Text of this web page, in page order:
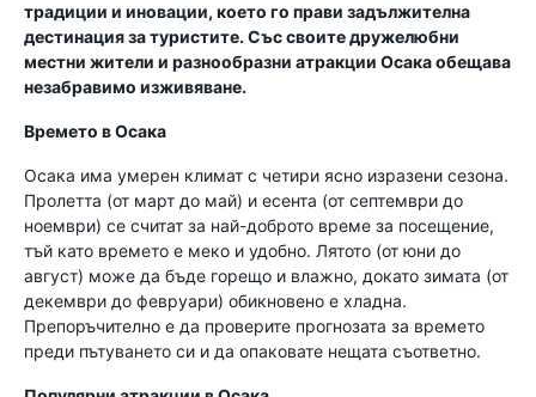
традиции и иновации, което го прави задължителна
дестинация за туристите. Със своите дружелюбни
местни жители и разнообразни атракции Осака обещава
незабравимо изживяване.
Времето в Осака
Осака има умерен климат с четири ясно изразени сезона.
Пролетта (от март до май) и есента (от септември до
ноември) се считат за най-доброто време за посещение,
тъй като времето е меко и удобно. Лятото (от юни до
август) може да бъде горещо и влажно, докато зимата (от
декември до февруари) обикновено е хладна.
Препоръчително е да проверите прогнозата за времето
преди пътуването си и да опаковате нещата съответно.